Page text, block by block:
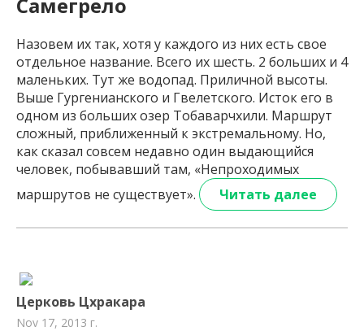
Назовем их так, хотя у каждого из них есть свое
отдельное название. Всего их шесть. 2 больших и 4
маленьких. Тут же водопад. Приличной высоты.
Выше Гургенианского и Гвелетского. Исток его в
одном из больших озер Тобаварчхили. Маршрут
сложный, приближенный к экстремальному. Но,
как сказал совсем недавно один выдающийся
человек, побывавший там, «Непроходимых
маршрутов не существует».
Читать далее
Церковь Цхракара
Nov 17, 2013 г.